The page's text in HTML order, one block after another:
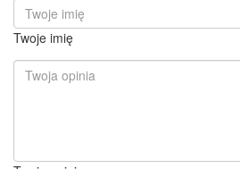
Twoje imię